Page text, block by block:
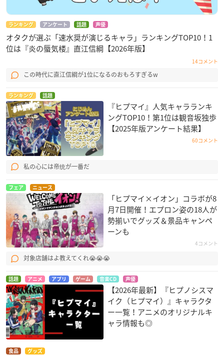
ランキング アンケート 話題 声優
オタクが選ぶ「速水奨が演じるキャラ」ランキングTOP10！1
位は『炎の蜃気楼』直江信綱【2026年版】
14コメント
この時代に直江信綱が1位になるのおもろすぎるw
ランキング 話題
『ヒプマイ』人気キャラランキ
ングTOP10！第1位は観音坂独歩
【2025年版アンケート結果】
60コメント
私の心には帝统が一番だ
フェア ニュース
「ヒプマイ×イオン」コラボが8
月7日開催！エプロン姿の18人が
勢揃いでグッズ＆景品キャンペ
ーンも
4コメント
対象店舗はよ教えてくれ😭😭😭
話題 アニメ アプリ ゲーム 音楽CD 声優
【2026年最新】『ヒプノシスマ
イク（ヒプマイ）』キャラクタ
ー一覧！アニメのオリジナルキ
ャラ情報も◎
食品 グッズ